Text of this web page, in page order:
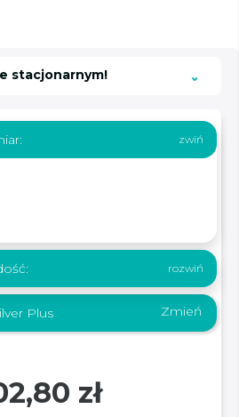
stacjonarnym!
Plus Zmień
zł